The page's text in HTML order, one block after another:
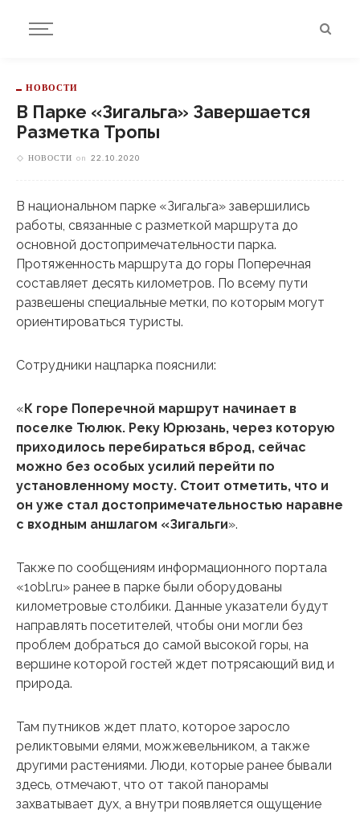
НОВОСТИ
В Парке «Зигальга» Завершается
Разметка Тропы
НОВОСТИ on 22.10.2020
В национальном парке «Зигальга» завершились
работы, связанные с разметкой маршрута до
основной достопримечательности парка.
Протяженность маршрута до горы Поперечная
составляет десять километров. По всему пути
развешены специальные метки, по которым могут
ориентироваться туристы.
Сотрудники нацпарка пояснили:
«К горе Поперечной маршрут начинает в
поселке Тюлюк. Реку Юрюзань, через которую
приходилось перебираться вброд, сейчас
можно без особых усилий перейти по
установленному мосту. Стоит отметить, что и
он уже стал достопримечательностью наравне
с входным аншлагом «Зигальги».
Также по сообщениям информационного портала
«1obl.ru» ранее в парке были оборудованы
километровые столбики. Данные указатели будут
направлять посетителей, чтобы они могли без
проблем добраться до самой высокой горы, на
вершине которой гостей ждет потрясающий вид и
природа.
Там путников ждет плато, которое заросло
реликтовыми елями, можжевельником, а также
другими растениями. Люди, которые ранее бывали
здесь, отмечают, что от такой панорамы
захватывает дух, а внутри появляется ощущение